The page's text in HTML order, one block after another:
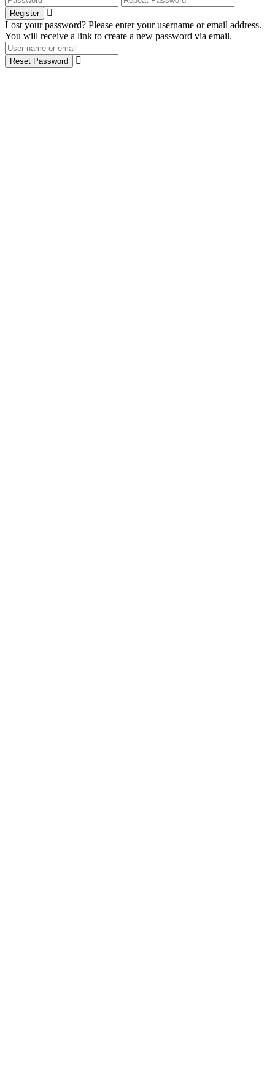
Register
Lost your password? Please enter your username or email address.
You will receive a link to create a new password via email.
Reset Password